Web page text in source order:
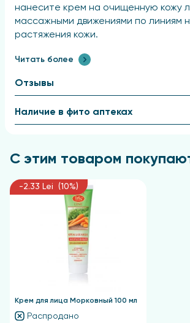
нанесите крем на очищенную кожу
массажными движениями по линиям
растяжения кожи.
Читать более
Отзывы
Наличие в фито аптеках
С этим товаром
-2.33 Lei (10%)
Крем для лица Морковный 100 мл
Распродано